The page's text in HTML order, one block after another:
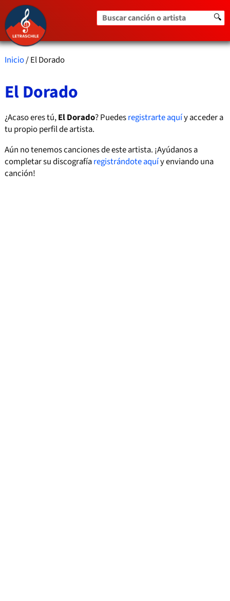
Buscar canción o artista 🔍
Inicio/ El Dorado
El Dorado
¿Acaso eres tú,El Dorado? Puedesregistrarte aquíy acceder a
tu propio perfil de artista.
Aún no tenemos canciones de este artista. ¡Ayúdanos a
completar su discografíaregistrándote aquíy enviando una
canción!